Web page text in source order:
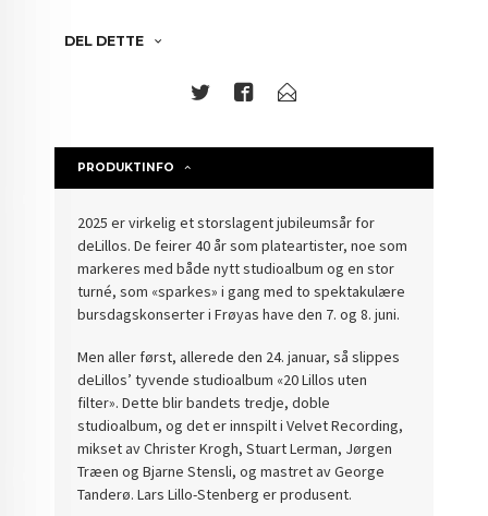
DEL DETTE
PRODUKTINFO
2025 er virkelig et storslagent jubileumsår for
deLillos. De feirer 40 år som plateartister, noe som
markeres med både nytt studioalbum og en stor
turné, som «sparkes» i gang med to spektakulære
bursdagskonserter i Frøyas have den 7. og 8. juni.
Men aller først, allerede den 24. januar, så slippes
deLillos’ tyvende studioalbum «20 Lillos uten
filter». Dette blir bandets tredje, doble
studioalbum, og det er innspilt i Velvet Recording,
mikset av Christer Krogh, Stuart Lerman, Jørgen
Træen og Bjarne Stensli, og mastret av George
Tanderø. Lars Lillo-Stenberg er produsent.